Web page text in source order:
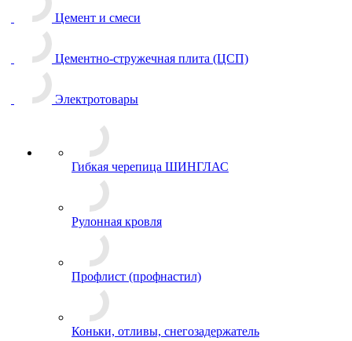
Цемент и смеси
Цементно-стружечная плита (ЦСП)
Электротовары
Гибкая черепица ШИНГЛАС
Рулонная кровля
Профлист (профнастил)
Коньки, отливы, снегозадержатель